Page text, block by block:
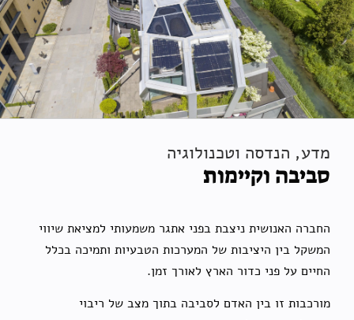
מדע, הנדסה וטכנולוגיה
סביבה וקיימות
החברה האנושית ניצבת בפני אתגר משמעותי למציאת שיווי
המשקל בין היציבות של המערכות הטבעיות ותמיכה בכלל
החיים על פני כדור הארץ לאורך זמן.
מורכבות זו בין האדם לסביבה בתוך מצב של ריבוי